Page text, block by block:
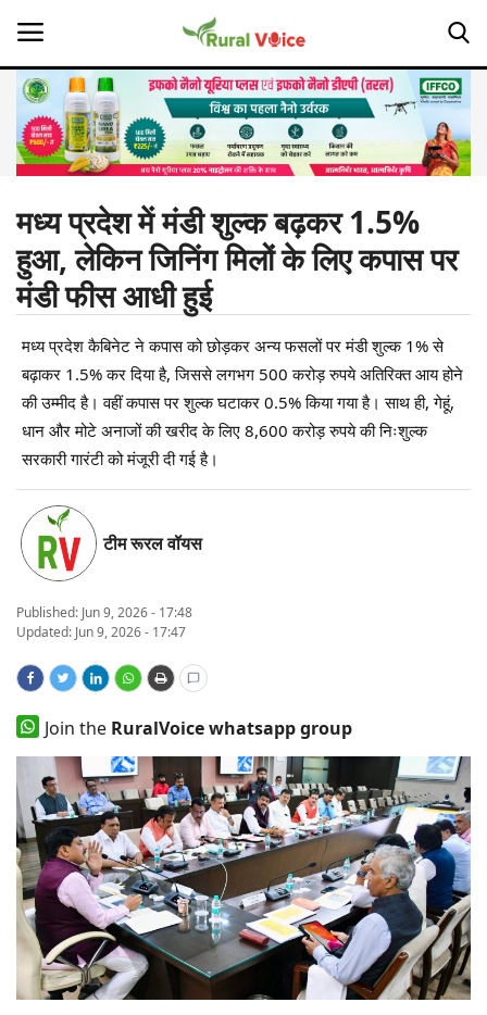
Home
About Us
Leadership Profiles
Opinion
Politics
Magazine
States
Events
Agribusiness
Agritech
Cooperatives
International
Rural Dialogue
Ground Report
Rural Connect
Gallery
मध्य प्रदेश में मंडी शुल्क बढ़कर 1.5%
हुआ, लेकिन जिनिंग मिलों के लिए कपास पर
मंडी फीस आधी हुई
मध्य प्रदेश कैबिनेट ने कपास को छोड़कर अन्य फसलों पर मंडी शुल्क 1% से
बढ़ाकर 1.5% कर दिया है, जिससे लगभग 500 करोड़ रुपये अतिरिक्त आय होने
की उम्मीद है। वहीं कपास पर शुल्क घटाकर 0.5% किया गया है। साथ ही, गेहूं,
धान और मोटे अनाजों की खरीद के लिए 8,600 करोड़ रुपये की निःशुल्क
सरकारी गारंटी को मंजूरी दी गई है।
टीम रूरल वॉयस
Published: Jun 9, 2026 - 17:48
Updated: Jun 9, 2026 - 17:47
Join the RuralVoice whatsapp group